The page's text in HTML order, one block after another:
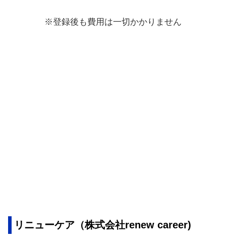
※登録後も費用は一切かかりません
リニューケア（株式会社renew career)